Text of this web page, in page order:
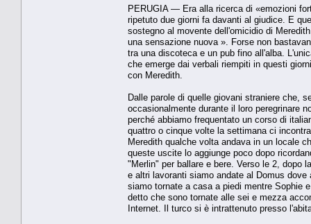
PERUGIA — Era alla ricerca di «emozioni
ripetuto due giorni fa davanti al giudice. E
sostegno al movente dell'omicidio di
una sensazione nuova ». Forse non
tra una discoteca e un pub fino all'alba.
che emerge dai verbali riempiti in questi
con Meredith.
Dalle parole di quelle giovani straniere che,
occasionalmente durante il loro peregrinare
perché abbiamo frequentato un corso di
quattro o cinque volte la settimana ci
Meredith qualche volta andava in un locale
queste uscite lo aggiunge poco dopo
"Merlin" per ballare e bere. Verso le 2, dopo
e altri lavoranti siamo andate al Domus
siamo tornate a casa a piedi mentre Sophie
detto che sono tornate alle sei e mezza
Internet. Il turco si è intrattenuto presso